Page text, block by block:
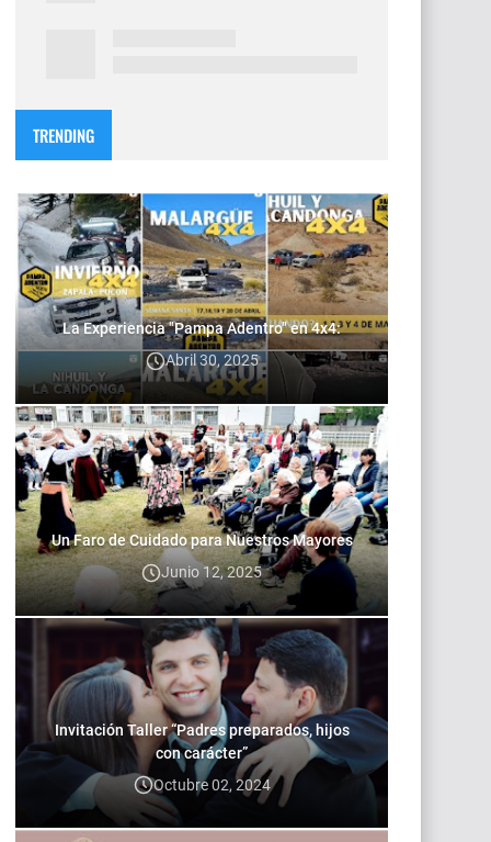
TRENDING
La Experiencia "Pampa Adentro" en 4x4:
Abril 30, 2025
Un Faro de Cuidado para Nuestros Mayores
Junio 12, 2025
Invitación Taller “Padres preparados, hijos
con carácter”
Octubre 02, 2024